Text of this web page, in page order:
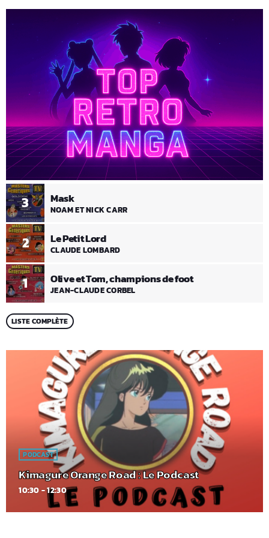
1 Olive et Tom, champions de foot
JEAN-CLAUDE CORBEL
2 Le Petit Lord
CLAUDE LOMBARD
3 Mask
NOAM ET NICK CARR
LISTE COMPLÈTE
PODCAST
Kimagure Orange Road : Le Podcast
10:30 - 12:30